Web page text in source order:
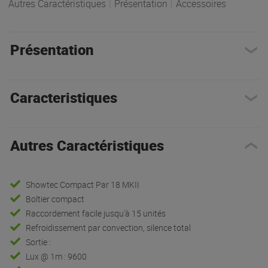
Autres Caractéristiques Présentation Accessoires
Présentation
Caracteristiques
Autres Caractéristiques
Showtec Compact Par 18 MKII
Boîtier compact
Raccordement facile jusqu'à 15 unités
Refroidissement par convection, silence total
Sortie :
Lux @ 1m : 9600